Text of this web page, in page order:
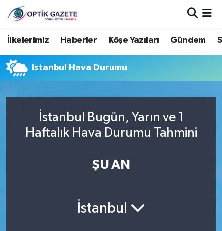
İlkelerimiz Haberler Köşe Yazıları Gündem
İstanbul Hava Durumu
İstanbul Bugün, Yarın ve 1
Haftalık Hava Durumu Tahmini
ŞU AN
İstanbul
Nöbetçi Eczaneler
Hava Durumu
Trafik Durumu
Süper Lig Puan Durumu ve Fikstür